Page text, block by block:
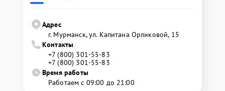
Адрес
г. Мурманск, ул. Капитана Орликовой, 15
Контакты
+7 (800) 301-55-83
+7 (800) 301-55-83
Время работы
Работаем с 09:00 до 21:00